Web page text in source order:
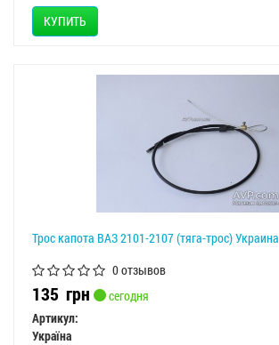
КУПИТЬ
Трос капота ВАЗ 2101-2107 (тяга-трос) Украина
0 отзывов
135 грн
сегодня
Артикул:
Україна